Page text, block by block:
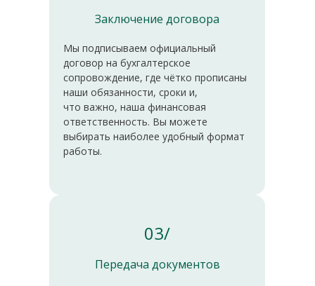
Заключение договора
Мы подписываем официальный
договор на бухгалтерское
сопровождение, где чётко прописаны
наши обязанности, сроки и,
что важно, наша финансовая
ответственность. Вы можете
выбирать наиболее удобный формат
работы.
03/
Передача документов